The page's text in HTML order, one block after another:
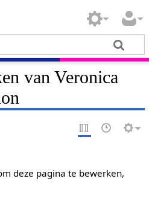
van Veronica
deze pagina te bewerken,